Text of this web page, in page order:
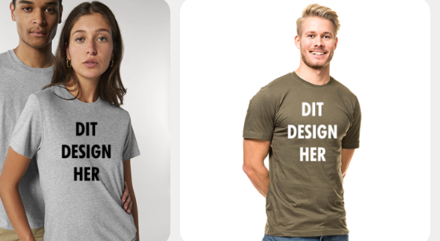
(DIGITAL
SKOLE /
EFTERSKOLE TØJ